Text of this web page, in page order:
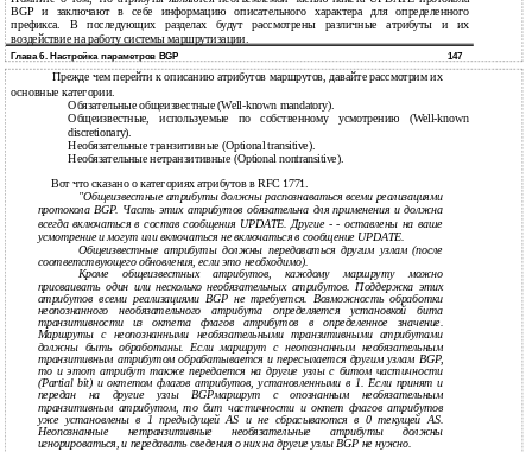
BGP и заключают в себе информацию описательного характера для определенного
префикса. В последующих разделах будут рассмотрены различные атрибуты и их
воздействие на работу системы маршрутизации.
Глава 6. Настройка параметров BGP 147
Прежде чем перейти к описанию атрибутов маршрутов, давайте рассмотрим их
основные категории.
Обязательные общеизвестные (Well-known mandatory).
Общеизвестные, используемые по собственному усмотрению (Well-known
discretionary).
Необязательные транзитивные (Optional transitive).
Необязательные нетранзитивные (Optional nontransitive).
Вот что сказано о категориях атрибутов в RFC 1771.
"Общеизвестные атрибуты должны распознаваться всеми реализациями
протокола BGP. Часть этих атрибутов обязательна для применения и должна
всегда включаться в состав сообщения UPDATE. Другие - - оставлены на ваше
усмотрение и могут или включаться не включаться в сообщение UPDATE.
Общеизвестные атрибуты должны передаваться другим узлам (после
соответствующего обновления, если это необходимо).
Кроме общеизвестных атрибутов, каждому маршруту можно
присваивать один или несколько необязательных атрибутов. Поддержка этих
атрибутов всеми реализациями BGP не требуется. Возможность обработки
неопознанного необязательного атрибута определяется установкой бита
транзитивности из октета флагов атрибутов в определенное значение.
Маршруты с неопознанными необязательными транзитивными атрибутами
должны быть обработаны. Если маршрут с неопознанным необязательным
транзитивным атрибутом обрабатывается и пересылается другим узлам BGP,
то и этот атрибут также передается на другие узлы с битом частичности
(Partial bit) и октетом флагов атрибутов, установленными в 1. Если принят и
передан на другие узлы BGPмаршрут с опознанным необязательным
транзитивным атрибутом, то бит частичности и октет флагов атрибутов
уже установлены в 1 предыдущей AS и не сбрасываются в 0 текущей AS.
Неопознанные нетранзитивные необязательные атрибуты должны
игнорироваться, и передавать сведения о них на другие узлы BGP не нужно.